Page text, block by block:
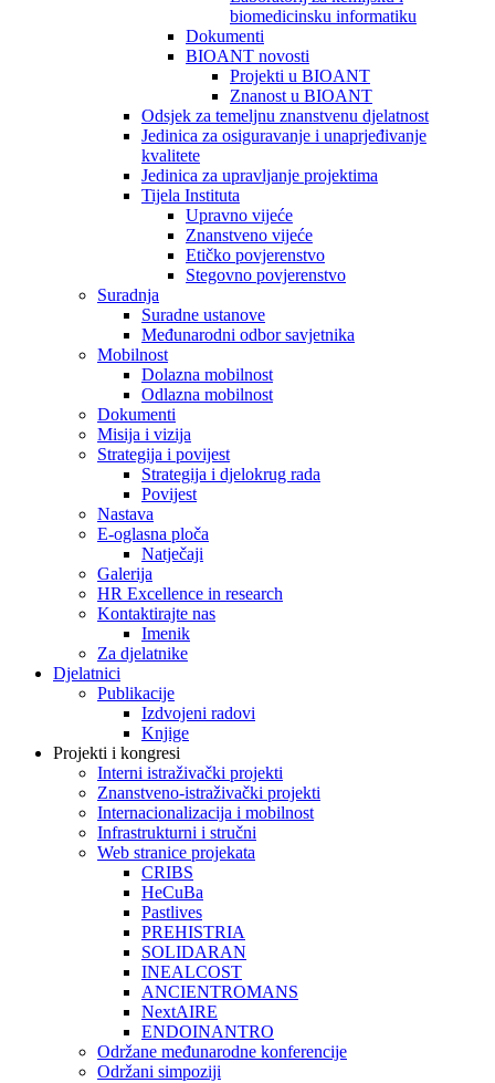
biomedicinsku informatiku
Dokumenti
BIOANT novosti
Projekti u BIOANT
Znanost u BIOANT
Odsjek za temeljnu znanstvenu djelatnost
Jedinica za osiguravanje i unaprjeđivanje
kvalitete
Jedinica za upravljanje projektima
Tijela Instituta
Upravno vijeće
Znanstveno vijeće
Etičko povjerenstvo
Stegovno povjerenstvo
Suradnja
Suradne ustanove
Međunarodni odbor savjetnika
Mobilnost
Dolazna mobilnost
Odlazna mobilnost
Dokumenti
Misija i vizija
Strategija i povijest
Strategija i djelokrug rada
Povijest
Nastava
E-oglasna ploča
Natječaji
Galerija
HR Excellence in research
Kontaktirajte nas
Imenik
Za djelatnike
Djelatnici
Publikacije
Izdvojeni radovi
Knjige
Projekti i kongresi
Interni istraživački projekti
Znanstveno-istraživački projekti
Internacionalizacija i mobilnost
Infrastrukturni i stručni
Web stranice projekata
CRIBS
HeCuBa
Pastlives
PREHISTRIA
SOLIDARAN
INEALCOST
ANCIENTROMANS
NextAIRE
ENDOINANTRO
Održane međunarodne konferencije
Održani simpoziji